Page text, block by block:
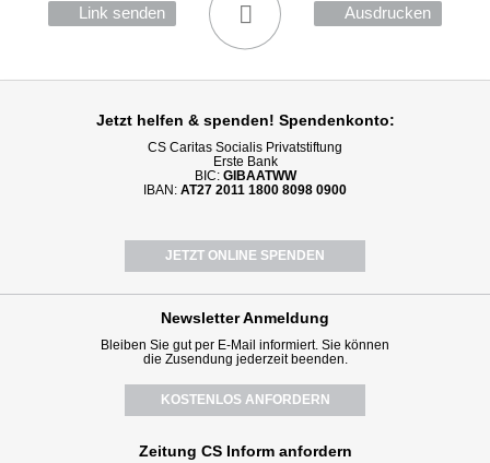
Link senden Ausdrucken
Jetzt helfen & spenden! Spendenkonto:
CS Caritas Socialis Privatstiftung
Erste Bank
BIC: GIBAATWW
IBAN: AT27 2011 1800 8098 0900
JETZT ONLINE SPENDEN
NewsletterAnmeldung
Bleiben Sie gut per E-Mail informiert. Sie können
die Zusendung jederzeit beenden.
KOSTENLOS ANFORDERN
Zeitung CS Inform anfordern